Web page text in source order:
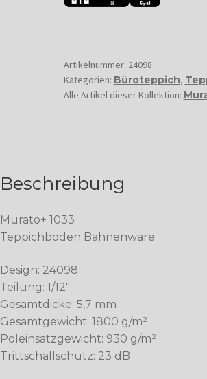
Artikelnummer: 24098
Kategorien: Büroteppich,
Alle Artikel dieser Kollektion:
Beschreibung
Murato+ 1033
Teppichboden Bahnenware
Design: 24098
Teilung: 1/12″
Gesamtdicke: 5,7 mm
Gesamtgewicht: 1800 g/m²
Poleinsatzgewicht: 930 g/m²
Trittschallschutz: 23 dB